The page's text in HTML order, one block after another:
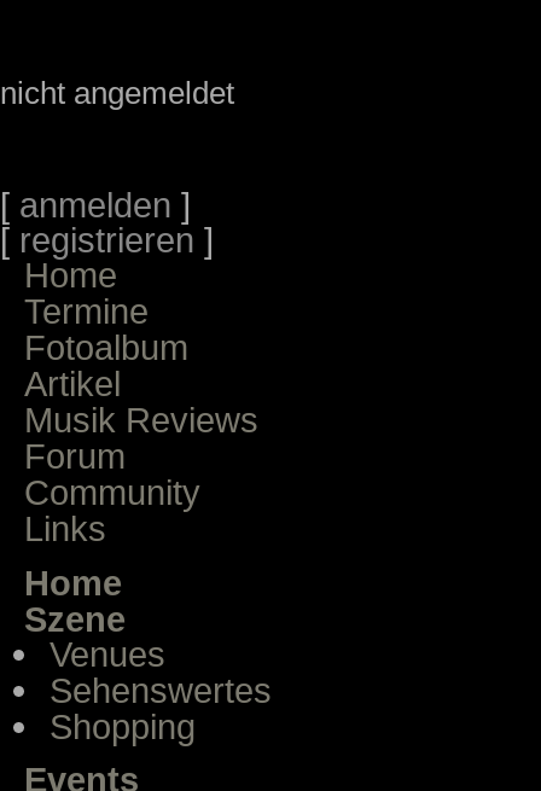
nicht angemeldet
[ anmelden ]
[ registrieren ]
Home
Termine
Fotoalbum
Artikel
Musik Reviews
Forum
Community
Links
Home
Szene
Venues
Sehenswertes
Shopping
Events